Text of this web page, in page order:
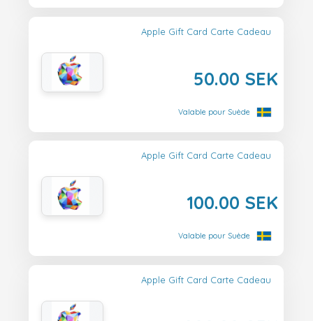
Apple Gift Card Carte Cadeau
50.00 SEK
Valable pour Suède
Apple Gift Card Carte Cadeau
100.00 SEK
Valable pour Suède
Apple Gift Card Carte Cadeau